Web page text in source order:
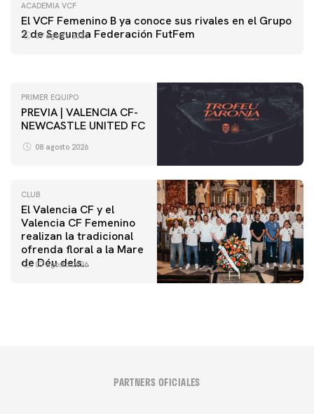
ACADEMIA VCF
El VCF Femenino B ya conoce sus rivales en el Grupo
2 de Segunda Federación FutFem
07 agosto 2026
PRIMER EQUIPO
ENTRENAMIENTO DEL VALENCIA CF 7/8/2026
PRIMER EQUIPO
PREVIA | VALENCIA CF-
NEWCASTLE UNITED FC
08 agosto 2026
CLUB
El Valencia CF y el
Valencia CF Femenino
realizan la tradicional
ofrenda floral a la Mare
de Déu dels
07 agosto 2026
PARTNERS OFICIALES